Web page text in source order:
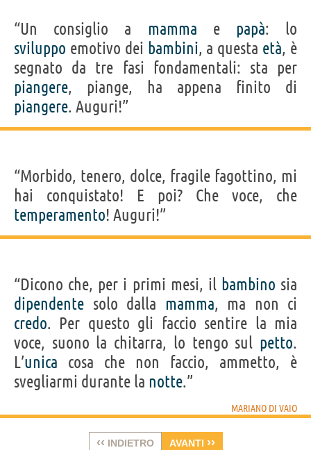
“Un consiglio a mamma e papà: lo
sviluppo emotivo dei bambini, a questa età, è
segnato da tre fasi fondamentali: sta per
piangere, piange, ha appena finito di
piangere. Auguri!”
“Morbido, tenero, dolce, fragile fagottino, mi
hai conquistato! E poi? Che voce, che
temperamento! Auguri!”
“Dicono che, per i primi mesi, il bambino sia
dipendente solo dalla mamma, ma non ci
credo. Per questo gli faccio sentire la mia
voce, suono la chitarra, lo tengo sul petto.
L’unica cosa che non faccio, ammetto, è
svegliarmi durante la notte.”
MARIANO DI VAIO
‹‹ INDIETRO AVANTI ››